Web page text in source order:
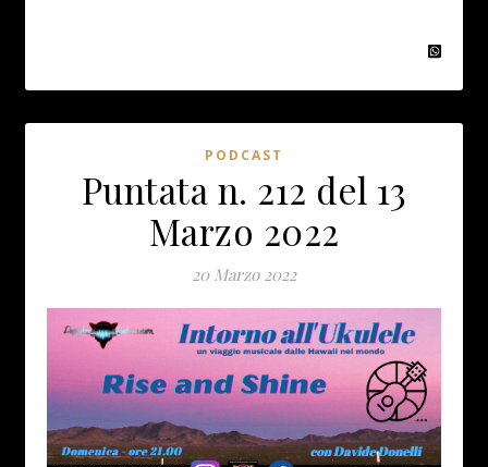
PODCAST
Puntata n. 212 del 13
Marzo 2022
20 Marzo 2022